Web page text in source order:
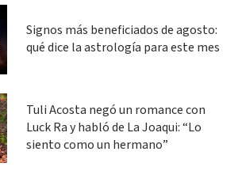
Signos más beneficiados de agosto:
qué dice la astrología para este mes
Tuli Acosta negó un romance con
Luck Ra y habló de La Joaqui: “Lo
siento como un hermano”